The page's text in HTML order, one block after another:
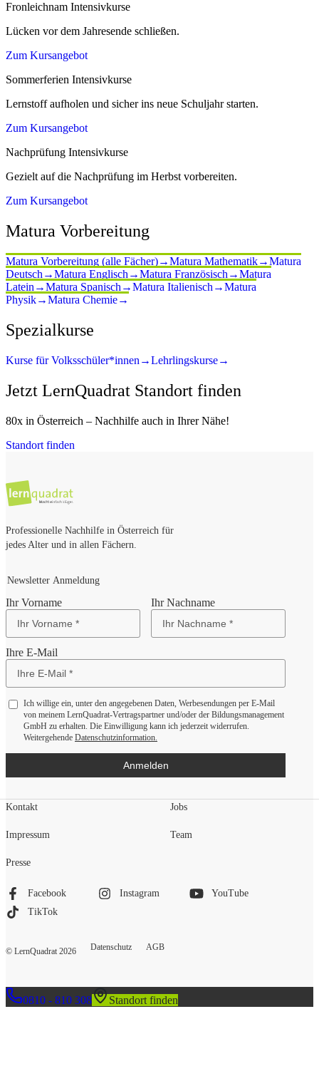
Fronleichnam Intensivkurse
Lücken vor dem Jahresende schließen.
Zum Kursangebot
Sommerferien Intensivkurse
Lernstoff aufholen und sicher ins neue Schuljahr starten.
Zum Kursangebot
Nachprüfung Intensivkurse
Gezielt auf die Nachprüfung im Herbst vorbereiten.
Zum Kursangebot
Matura Vorbereitung
Matura Vorbereitung (alle Fächer)→Matura Mathematik→Matura
Deutsch →Matura Englisch →Matura Französisch →Matura
Latein →Matura Spanisch →Matura Italienisch →Matura
Physik→Matura Chemie→
Spezialkurse
Kurse für Volksschüler*innen →Lehrlingskurse→
Jetzt LernQuadrat Standort finden
80x in Österreich – Nachhilfe auch in Ihrer Nähe!
Standort finden
Professionelle Nachhilfe in Österreich für
jedes Alter und in allen Fächern.
Newsletter Anmeldung
Ihr Vorname Ihr Nachname
Ihre E-Mail
Ich willige ein, unter den angegebenen Daten, Werbesendungen per E-Mail
von meinem LernQuadrat-Vertragspartner und/oder der Bildungsmanagement
GmbH zu erhalten. Die Einwilligung kann ich jederzeit widerrufen.
Weitergehende Datenschutzinformation.
Anmelden
Kontakt
Impressum
Presse
Jobs
Team
Facebook Instagram
YouTube
TikTok
© LernQuadrat 2026 Datenschutz AGB
0810 - 810 308 Standort finden